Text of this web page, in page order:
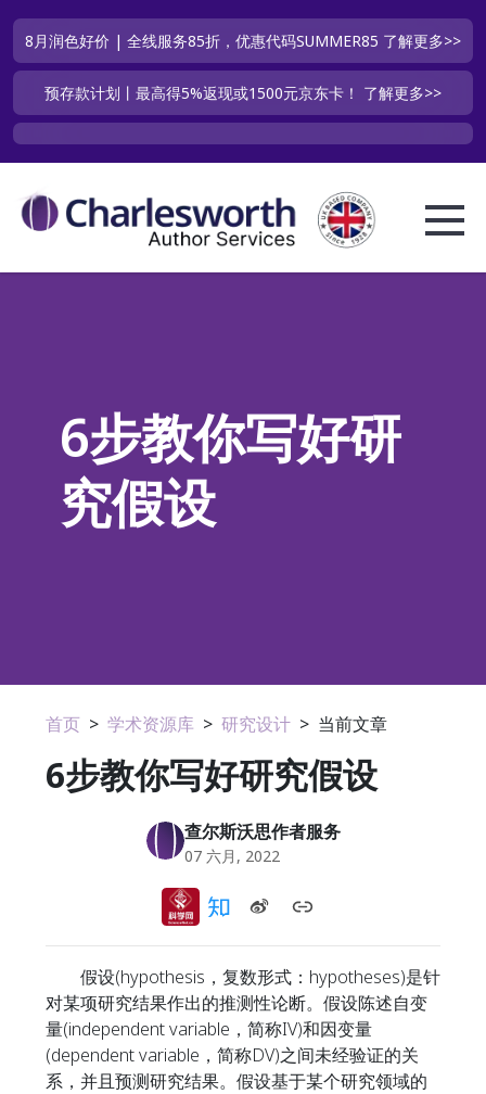
8月润色好价 | 全线服务85折，优惠代码SUMMER85 了解更多>>
预存款计划丨最高得5%返现或1500元京东卡！ 了解更多>>
6步教你写好研
究假设
首页 > 学术资源库 > 研究设计 > 当前文章
6步教你写好研究假设
查尔斯沃思作者服务
07 六月, 2022
假设(hypothesis，复数形式：hypotheses)是针
对某项研究结果作出的推测性论断。假设陈述自变
量(independent variable，简称IV)和因变量
(dependent variable，简称DV)之间未经验证的关
系，并且预测研究结果。假设基于某个研究领域的